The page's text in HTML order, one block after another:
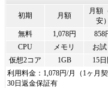
初期 月額
月額
安）
無料 1,078円 858
CPU
メモリ お試
仮想2コア
1GB 15
利用料金：1,078円/月（1ヶ月
30日返金保証有